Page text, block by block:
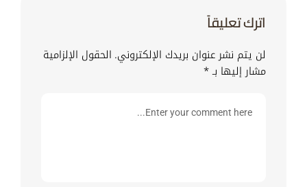
اترك تعليقاً
لن يتم نشر عنوان بريدك الإلكتروني. الحقول الإلزامية
مشار إليها بـ*